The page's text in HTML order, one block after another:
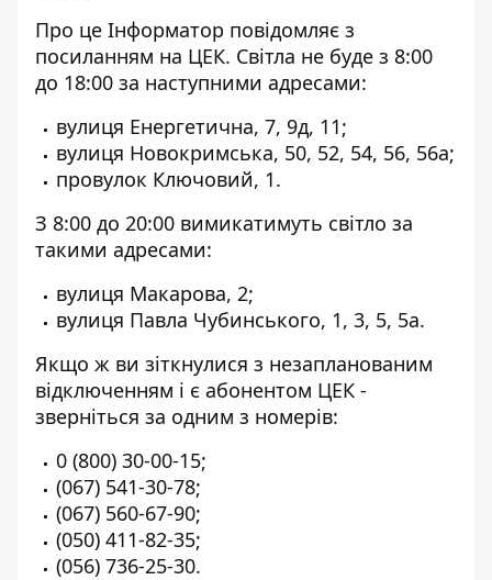
Про це Інформатор повідомляє з
посиланням на ЦЕК. Світла не буде з 8:00
до 18:00 за наступними адресами:
вулиця Енергетична, 7, 9д, 11;
вулиця Новокримська, 50, 52, 54, 56, 56а;
провулок Ключовий, 1.
З 8:00 до 20:00 вимикатимуть світло за
такими адресами:
вулиця Макарова, 2;
вулиця Павла Чубинського, 1, 3, 5, 5а.
Якщо ж ви зіткнулися з незапланованим
відключенням і є абонентом ЦЕК -
зверніться за одним з номерів:
0 (800) 30-00-15;
(067) 541-30-78;
(067) 560-67-90;
(050) 411-82-35;
(056) 736-25-30.